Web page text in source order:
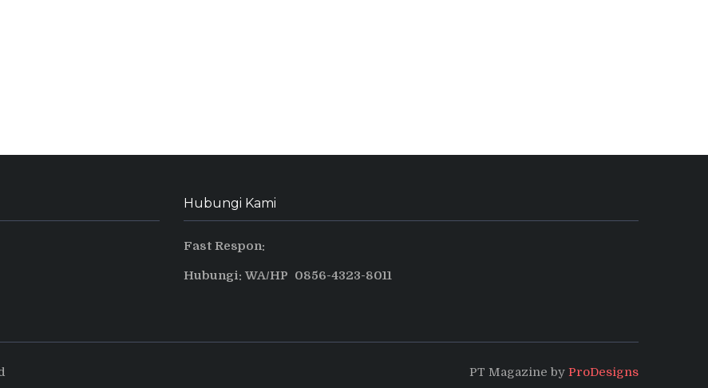
Hubungi Kami
Fast Respon:
Hubungi: WA/HP 0856-4323-8011
PT Magazine by ProDesigns